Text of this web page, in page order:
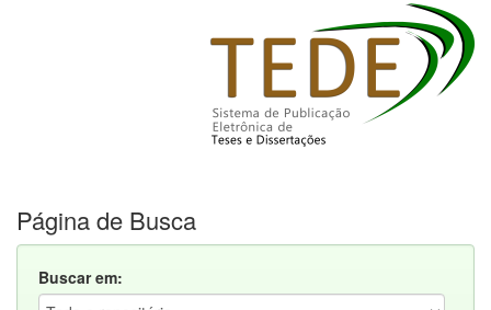
Página de Busca
Buscar em: